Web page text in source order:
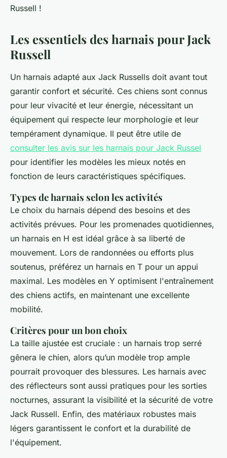
Russell !
Les essentiels des harnais pour Jack
Russell
Un harnais adapté aux Jack Russells doit avant tout
garantir confort et sécurité. Ces chiens sont connus
pour leur vivacité et leur énergie, nécessitant un
équipement qui respecte leur morphologie et leur
tempérament dynamique. Il peut être utile de
consulter les avis sur les harnais pour Jack Russel
pour identifier les modèles les mieux notés en
fonction de leurs caractéristiques spécifiques.
Types de harnais selon les activités
Le choix du harnais dépend des besoins et des
activités prévues. Pour les promenades quotidiennes,
un harnais en H est idéal grâce à sa liberté de
mouvement. Lors de randonnées ou efforts plus
soutenus, préférez un harnais en T pour un appui
maximal. Les modèles en Y optimisent l'entraînement
des chiens actifs, en maintenant une excellente
mobilité.
Critères pour un bon choix
La taille ajustée est cruciale : un harnais trop serré
gênera le chien, alors qu’un modèle trop ample
pourrait provoquer des blessures. Les harnais avec
des réflecteurs sont aussi pratiques pour les sorties
nocturnes, assurant la visibilité et la sécurité de votre
Jack Russell. Enfin, des matériaux robustes mais
légers garantissent le confort et la durabilité de
l'équipement.